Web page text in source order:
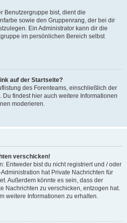
Benutzergruppe bist, dient die
sowie den Gruppenrang, der bei dir
Ein Administrator kann dir die
im persönlichen Bereich selbst
auf der Startseite?
des Forenteams, einschließlich der
findest hier auch weitere Informationen
moderieren.
verschicken!
Entweder bist du nicht registriert und / oder
hat Private Nachrichten für
Außerdem könnte es sein, dass der
Nachrichten zu verschicken, entzogen hat.
weitere Informationen zu erhalten.